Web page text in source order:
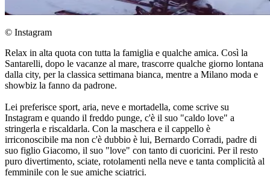
© Instagram
Relax in alta quota con tutta la famiglia e qualche amica. Così la
Santarelli, dopo le vacanze al mare, trascorre qualche giorno lontana
dalla city, per la classica settimana bianca, mentre a Milano moda e
showbiz la fanno da padrone.
Lei preferisce sport, aria, neve e mortadella, come scrive su
Instagram e quando il freddo punge, c'è il suo "caldo love" a
stringerla e riscaldarla. Con la maschera e il cappello è
irriconoscibile ma non c'è dubbio è lui, Bernardo Corradi, padre di
suo figlio Giacomo, il suo "love" con tanto di cuoricini. Per il resto
puro divertimento, sciate, rotolamenti nella neve e tanta complicità al
femminile con le sue amiche sciatrici.